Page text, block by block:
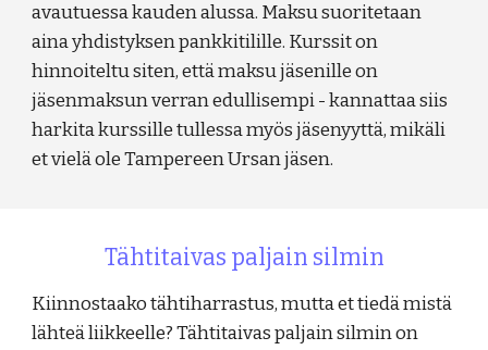
avautuessa kauden alussa. Maksu suoritetaan
aina yhdistyksen pankkitilille. Kurssit on
hinnoiteltu siten, että maksu jäsenille on
jäsenmaksun verran edullisempi - kannattaa siis
harkita kurssille tullessa myös jäsenyyttä, mikäli
et vielä ole Tampereen Ursan jäsen.
Tähtitaivas paljain silmin
Kiinnostaako tähtiharrastus, mutta et tiedä mistä
lähteä liikkeelle? Tähtitaivas paljain silmin on